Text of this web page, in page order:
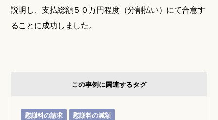
説明し、支払総額５０万円程度（分割払い）にて合意す
ることに成功しました。
この事例に関連するタグ
慰謝料の請求 慰謝料の減額